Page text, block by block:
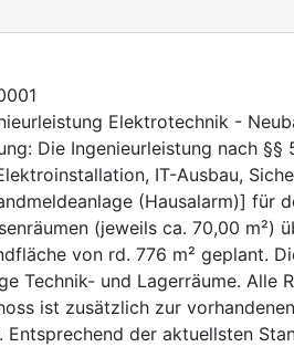
Elektrotechnik -
: Die Ingenieurleistung nach
IT-Ausbau,
(Hausalarm)] für
(jeweils ca. 70,00 m²)
von rd. 776 m² geplant.
Technik- und Lagerräume. Alle
ist zusätzlich zur
Entsprechend der aktuellsten